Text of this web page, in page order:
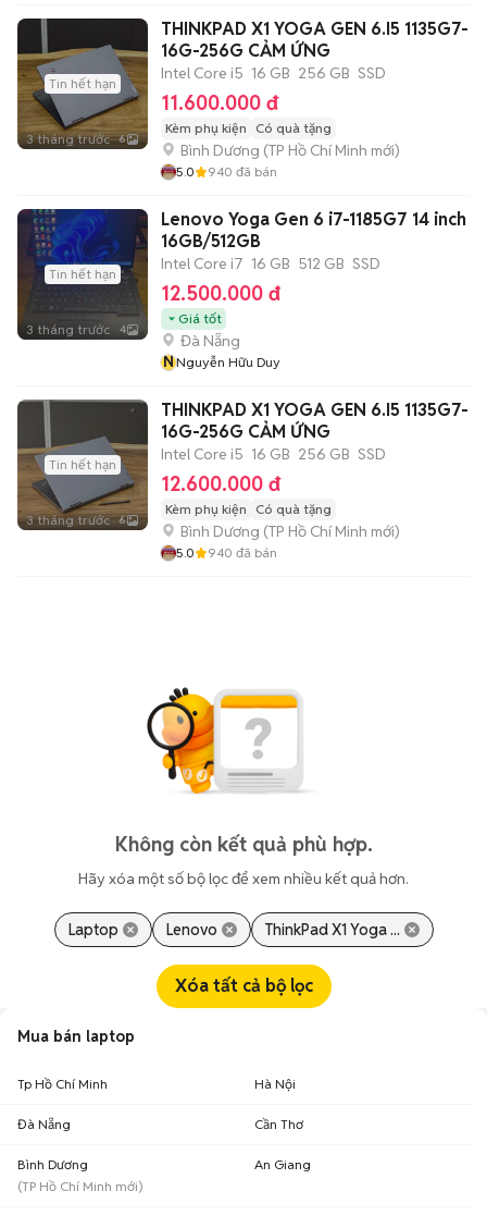
Tin hết hạn
3 tháng trước 6
THINKPAD X1 YOGA GEN 6.I5 1135G7-
16G-256G CẢM ỨNG
Intel Core i5 16 GB 256 GB SSD
11.600.000 đ
Kèm phụ kiện Có quà tặng
Bình Dương (TP Hồ Chí Minh mới)
5.0 940 đã bán
Tin hết hạn
3 tháng trước 4
Lenovo Yoga Gen 6 i7-1185G7 14 inch
16GB/512GB
Intel Core i7 16 GB 512 GB SSD
12.500.000 đ
Giá tốt
Đà Nẵng
NNguyễn Hữu Duy
Tin hết hạn
3 tháng trước 6
THINKPAD X1 YOGA GEN 6.I5 1135G7-
16G-256G CẢM ỨNG
Intel Core i5 16 GB 256 GB SSD
12.600.000 đ
Kèm phụ kiện Có quà tặng
Bình Dương (TP Hồ Chí Minh mới)
5.0 940 đã bán
Không còn kết quả phù hợp.
Hãy xóa một số bộ lọc để xem nhiều kết quả hơn.
Laptop Lenovo ThinkPad X1 Yoga ...
Xóa tất cả bộ lọc
Mua bán laptop
Tp Hồ Chí Minh Hà Nội
Đà Nẵng Cần Thơ
Bình Dương
(TP Hồ Chí Minh mới)
An Giang